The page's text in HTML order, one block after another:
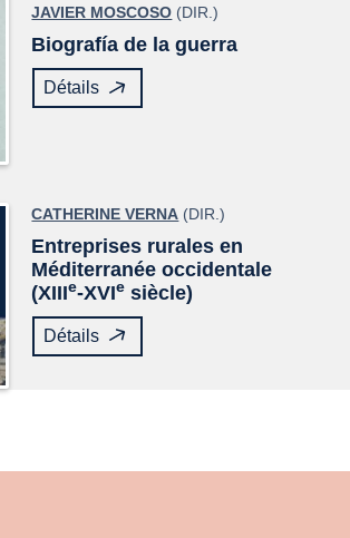
JAVIER MOSCOSO (DIR.)
Biografía de la guerra
Détails
CATHERINE VERNA (DIR.)
Entreprises rurales en
Méditerranée occidentale
(XIIIe-XVIe siècle)
Détails